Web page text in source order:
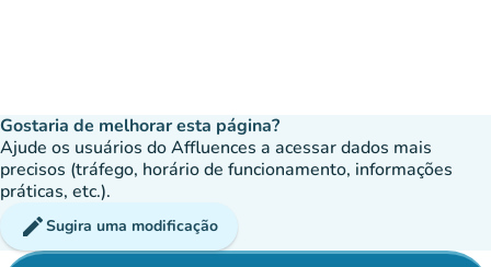
Gostaria de melhorar esta página?
Ajude os usuários do Affluences a acessar dados mais
precisos (tráfego, horário de funcionamento, informações
práticas, etc.).
editSugira uma modificação